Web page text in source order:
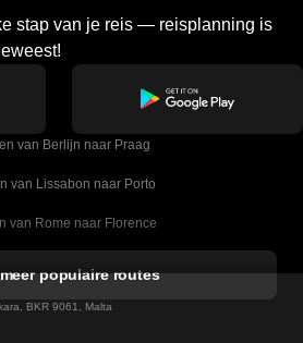
stap van je reis — reisplanning is
van Berlijn naar Praag
van Lissabon naar Porto
van Rome naar Florence
van Sevilla naar Barcelona
populaire routes
BKR 9061, Malta